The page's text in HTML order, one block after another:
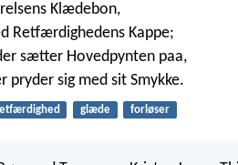
Klædebon,
Retfærdighedens Kappe;
sætter Hovedpynten paa,
pryder sig med sit Smykke.
glæde forløser